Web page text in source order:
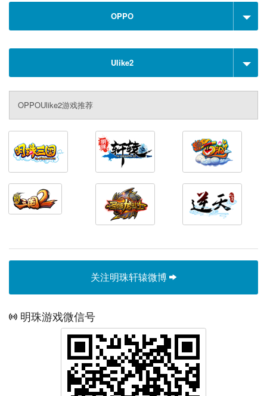
OPPO
Ulike2
OPPOUlike2游戏推荐
关注明珠轩辕微博
明珠游戏微信号